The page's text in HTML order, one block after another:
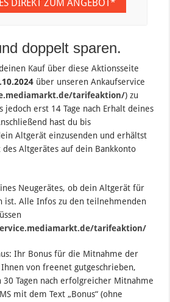
DIREKT ZUM ANGEBOT*
doppelt sparen.
Kauf über diese Aktionsseite
über unseren Ankaufservice
tarifeaktion/) zu
erst 14 Tage nach Erhalt deines
hast du bis
Altgerät einzusenden und erhältst
des Altgerätes auf dein Bankkonto
Neugerätes, ob dein Altgerät für
ist. Alle Infos zu den teilnehmenden
tarifeaktion/
Ihr Bonus für die Mitnahme der
von freenet gutgeschrieben,
Tagen nach erfolgreicher Mitnahme
mit dem Text „Bonus“ (ohne